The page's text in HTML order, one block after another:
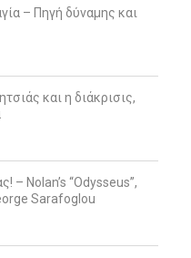
– Πηγή δύναμης και
και η διάκρισις,
– Nolan’s “Odysseus”,
Sarafoglou